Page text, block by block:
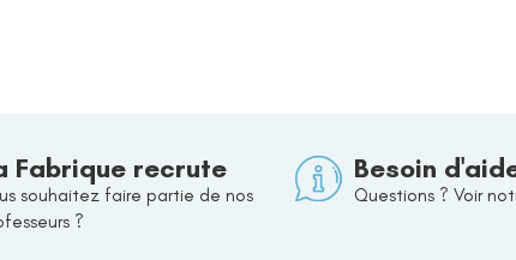
Fabrique recrute
souhaitez faire partie de nos
?
Besoin
Questions ? Voir